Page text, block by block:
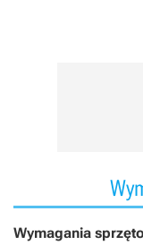
Wymagania